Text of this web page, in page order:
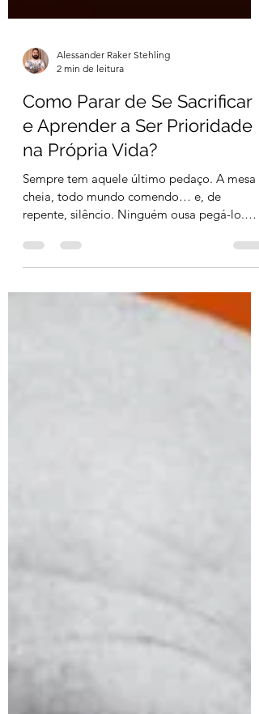
2 min de leitura
Como Parar de Se Sacrificar
e Aprender a Ser Prioridade
na Própria Vida?
Sempre tem aquele último pedaço. A mesa
repente, silêncio. Ninguém ousa pegá-lo.
Um olha para o outro,...